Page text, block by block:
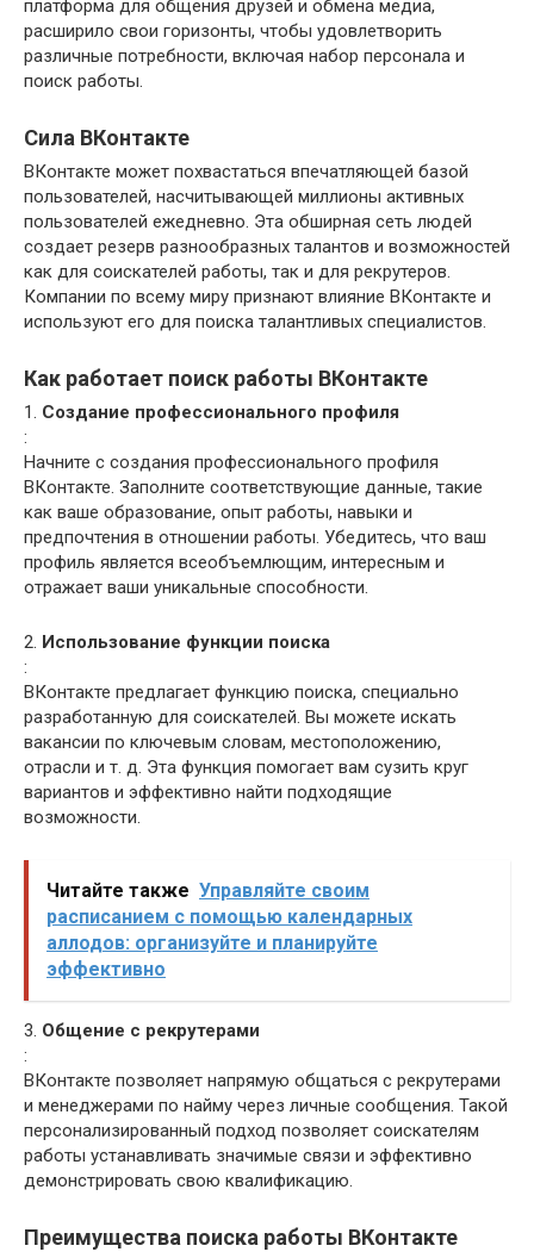
платформа для общения друзей и обмена медиа,
расширило свои горизонты, чтобы удовлетворить
различные потребности, включая набор персонала и
поиск работы.
Сила ВКонтакте
ВКонтакте может похвастаться впечатляющей базой
пользователей, насчитывающей миллионы активных
пользователей ежедневно. Эта обширная сеть людей
создает резерв разнообразных талантов и возможностей
как для соискателей работы, так и для рекрутеров.
Компании по всему миру признают влияние ВКонтакте и
используют его для поиска талантливых специалистов.
Как работает поиск работы ВКонтакте
1. Создание профессионального профиля
:
Начните с создания профессионального профиля
ВКонтакте. Заполните соответствующие данные, такие
как ваше образование, опыт работы, навыки и
предпочтения в отношении работы. Убедитесь, что ваш
профиль является всеобъемлющим, интересным и
отражает ваши уникальные способности.
2. Использование функции поиска
:
ВКонтакте предлагает функцию поиска, специально
разработанную для соискателей. Вы можете искать
вакансии по ключевым словам, местоположению,
отрасли и т. д. Эта функция помогает вам сузить круг
вариантов и эффективно найти подходящие
возможности.
Читайте также Управляйте своим
расписанием с помощью календарных
аллодов: организуйте и планируйте
эффективно
3. Общение с рекрутерами
:
ВКонтакте позволяет напрямую общаться с рекрутерами
и менеджерами по найму через личные сообщения. Такой
персонализированный подход позволяет соискателям
работы устанавливать значимые связи и эффективно
демонстрировать свою квалификацию.
Преимущества поиска работы ВКонтакте